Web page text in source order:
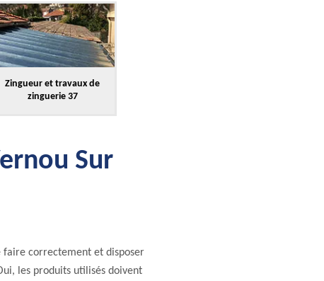
Zingueur et travaux de
zinguerie 37
Sur
faire correctement et disposer
les produits utilisés doivent